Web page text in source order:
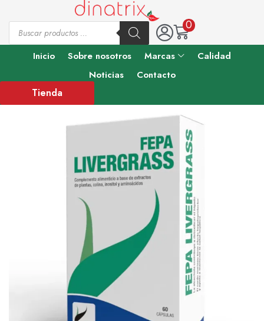
0
Inicio Sobre nosotros Marcas
Calidad
Noticias
Contacto
Tienda